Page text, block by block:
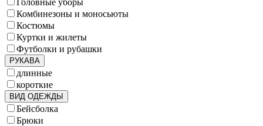
Комбинезоны и моносьюты
Костюмы
Куртки и жилеты
Футболки и рубашки
РУКАВА
длинные
короткие
ВИД ОДЕЖДЫ
Бейсболка
Брюки